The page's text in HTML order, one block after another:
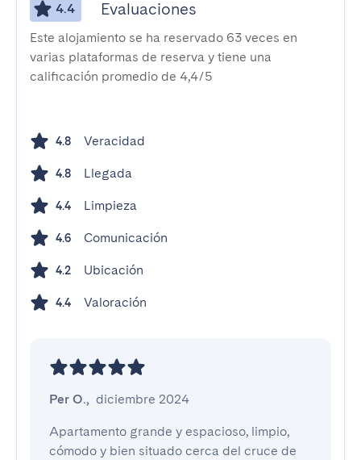
4.4 Evaluaciones
Este alojamiento se ha reservado 63 veces en
varias plataformas de reserva y tiene una
calificación promedio de 4,4/5
4.8 Veracidad
4.8 Llegada
4.4 Limpieza
4.6 Comunicación
4.2 Ubicación
4.4 Valoración
Per O., diciembre 2024
Apartamento grande y espacioso, limpio,
cómodo y bien situado cerca del cruce de